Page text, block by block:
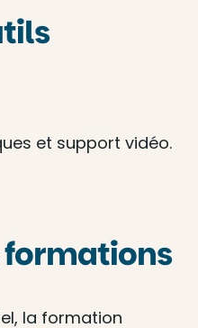
et support vidéo.
formations
la formation